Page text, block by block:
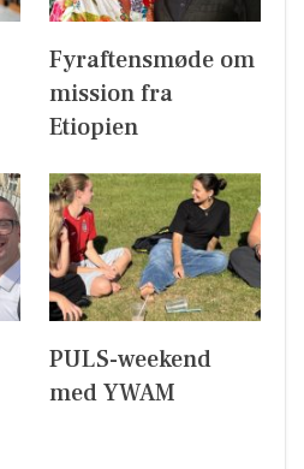
Fyraftensmøde om
mission fra
Etiopien
PULS-weekend
med YWAM